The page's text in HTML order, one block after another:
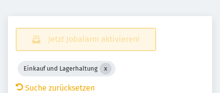
Jetzt Jobalarm aktivieren!
Einkauf und Lagerhaltung
Suche zurücksetzen